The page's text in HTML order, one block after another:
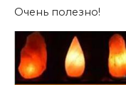
Очень полезно!